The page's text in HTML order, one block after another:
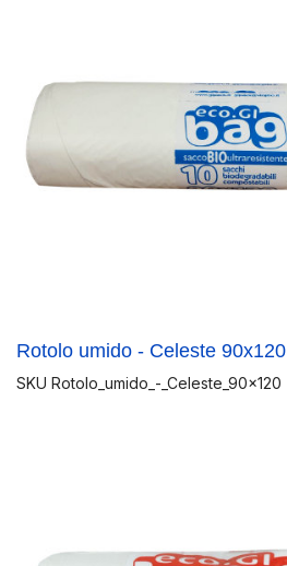
Rotolo umido - Celeste 90x120
SKU Rotolo_umido_-_Celeste_90x120